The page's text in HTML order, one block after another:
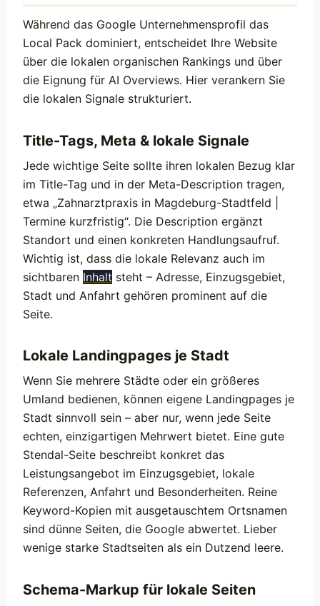
Während das Google Unternehmensprofil das
Local Pack dominiert, entscheidet Ihre Website
über die lokalen organischen Rankings und über
die Eignung für AI Overviews. Hier verankern Sie
die lokalen Signale strukturiert.
Title-Tags, Meta & lokale Signale
Jede wichtige Seite sollte ihren lokalen Bezug klar
im Title-Tag und in der Meta-Description tragen,
etwa „Zahnarztpraxis in Magdeburg-Stadtfeld |
Termine kurzfristig“. Die Description ergänzt
Standort und einen konkreten Handlungsaufruf.
Wichtig ist, dass die lokale Relevanz auch im
sichtbaren Inhalt steht – Adresse, Einzugsgebiet,
Stadt und Anfahrt gehören prominent auf die
Seite.
Lokale Landingpages je Stadt
Wenn Sie mehrere Städte oder ein größeres
Umland bedienen, können eigene Landingpages je
Stadt sinnvoll sein – aber nur, wenn jede Seite
echten, einzigartigen Mehrwert bietet. Eine gute
Stendal-Seite beschreibt konkret das
Leistungsangebot im Einzugsgebiet, lokale
Referenzen, Anfahrt und Besonderheiten. Reine
Keyword-Kopien mit ausgetauschtem Ortsnamen
sind dünne Seiten, die Google abwertet. Lieber
wenige starke Stadtseiten als ein Dutzend leere.
Schema-Markup für lokale Seiten